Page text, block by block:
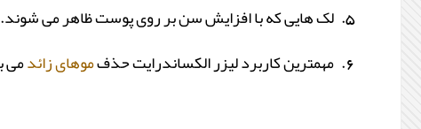
لک‏ هایی که با افزایش سن بر روی پوست ظاهر می ‏شوند.
مهم‏ترین کاربرد لیزر الکساندرایت حذفموهای زائدمی